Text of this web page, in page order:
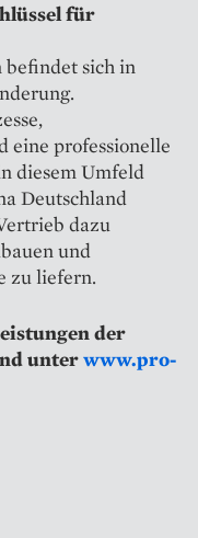
für
befindet sich in
eine professionelle
diesem Umfeld
Deutschland
dazu
und
zu liefern.
der
unterwww.pro-